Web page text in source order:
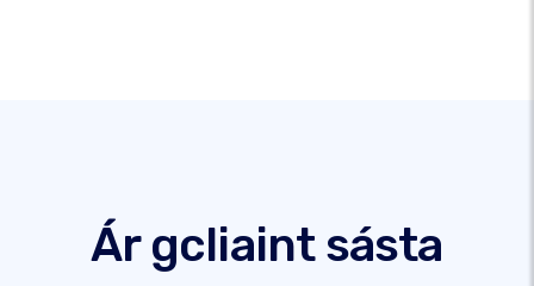
Ár gcliaint sásta